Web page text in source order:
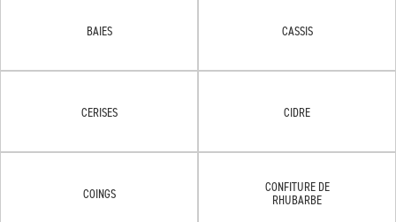
BAIES CASSIS
CERISES CIDRE
COINGS
CONFITURE DE
RHUBARBE